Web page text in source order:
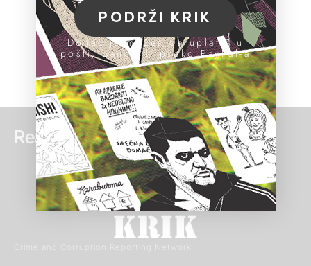
Read more:
Crime and Corruption Reporting Network
PODRŽI KRIK
Donacije možeš da uplatiš u
pošti, banci ili preko PayPal-a